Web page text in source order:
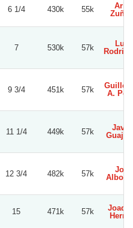
6 1/4 430k 55k
Ariel
7 530k 57k
Luis
9 3/4 451k 57k
A.
11 1/4 449k 57k
12 3/4 482k 57k
Joel
15 471k 57k